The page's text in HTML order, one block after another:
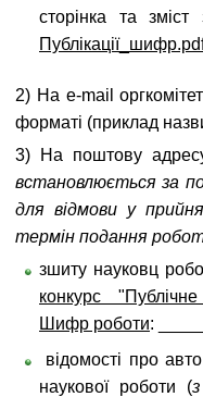
сторінка та зміст
2) На e-mail
форматі (приклад
3) На поштову
встановлюється за
для відмови у
термін подання
зшиту науковц
конкурс
Шифр роботи:
відомості про
наукової роботи (